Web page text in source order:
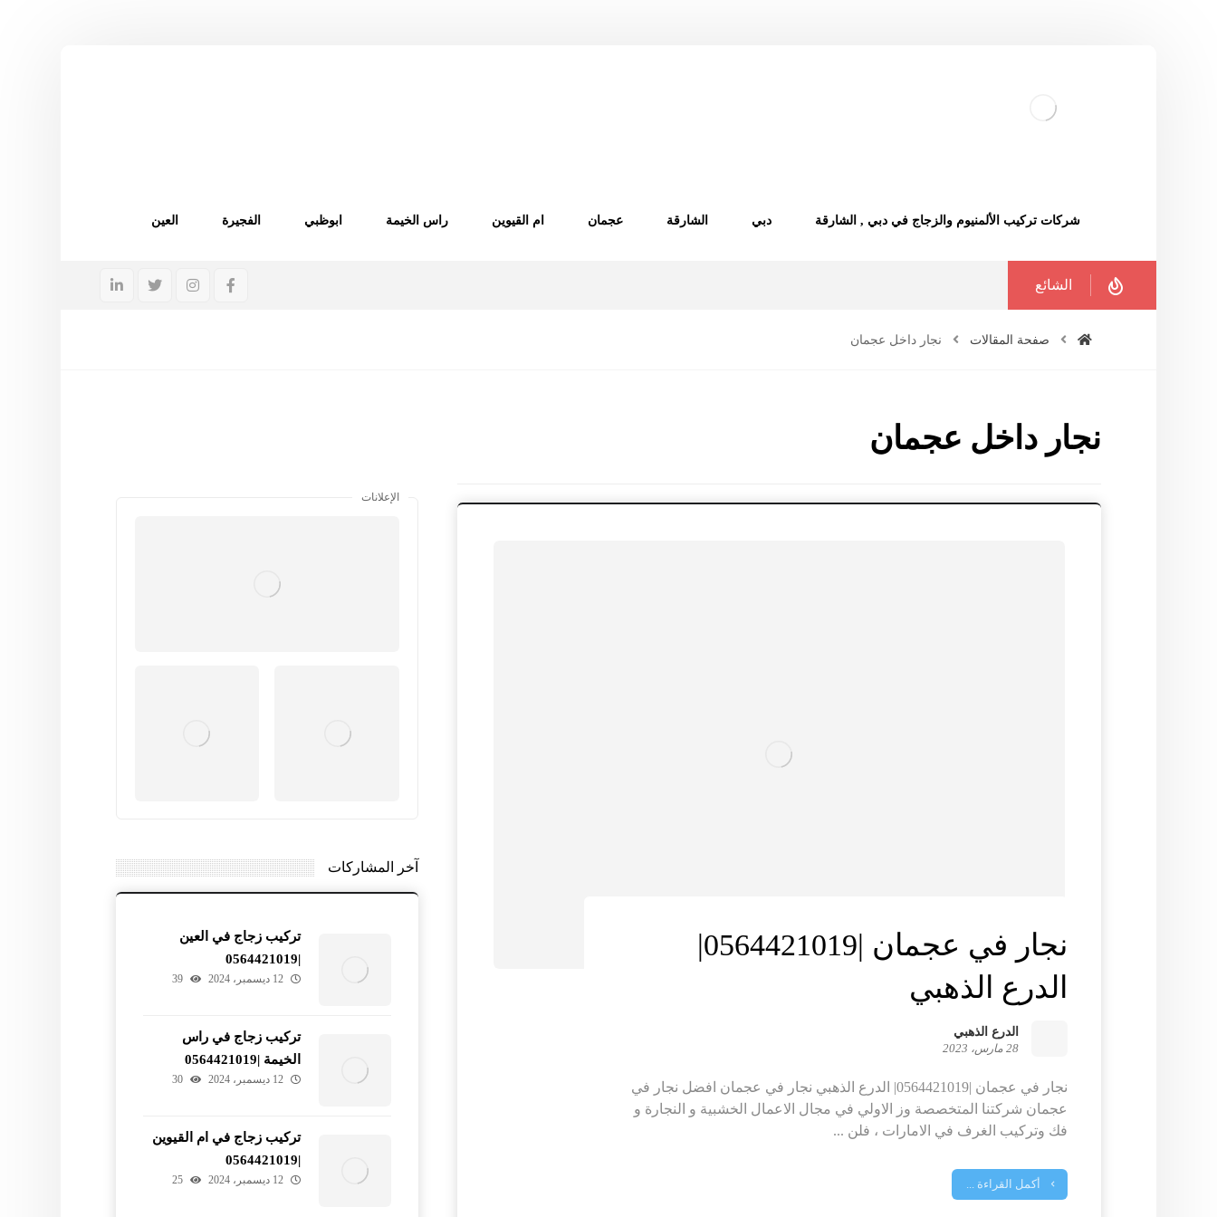
شركات تركيب الألمنيوم والزجاج في دبي , الشارقة دبي الشارقة عجمان ام القيوين راس الخيمة ابوظبي الفجيرة العين
الشائع
صفحة المقالات نجار داخل عجمان
نجار داخل عجمان
نجار في عجمان |0564421019|
الدرع الذهبي
الدرع الذهبي
28 مارس، 2023
نجار في عجمان |0564421019| الدرع الذهبي نجار في عجمان افضل نجار في
عجمان شركتنا المتخصصة وز الاولي في مجال الاعمال الخشبية و النجارة و
فك وتركيب الغرف في الامارات ، فلن ...
أكمل القراءة ...
الإعلانات
آخر المشاركات
تركيب زجاج في العين
|0564421019
12 ديسمبر، 2024 39
تركيب زجاج في راس
الخيمة |0564421019
12 ديسمبر، 2024 30
تركيب زجاج في ام القيوين
|0564421019
12 ديسمبر، 2024 25